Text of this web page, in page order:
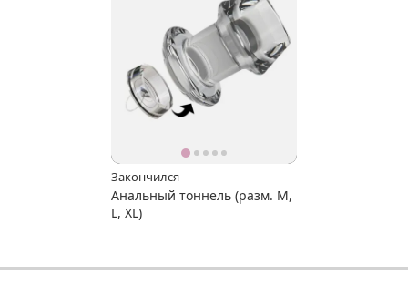
Закончился
Анальный тоннель (разм. М,
L, XL)